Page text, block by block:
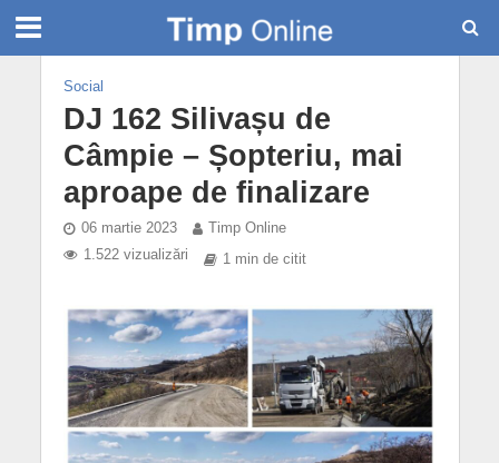
Social
DJ 162 Silivașu de
Câmpie – Șopteriu, mai
aproape de finalizare
06 martie 2023
Timp Online
1.522 vizualizări
1 min de citit